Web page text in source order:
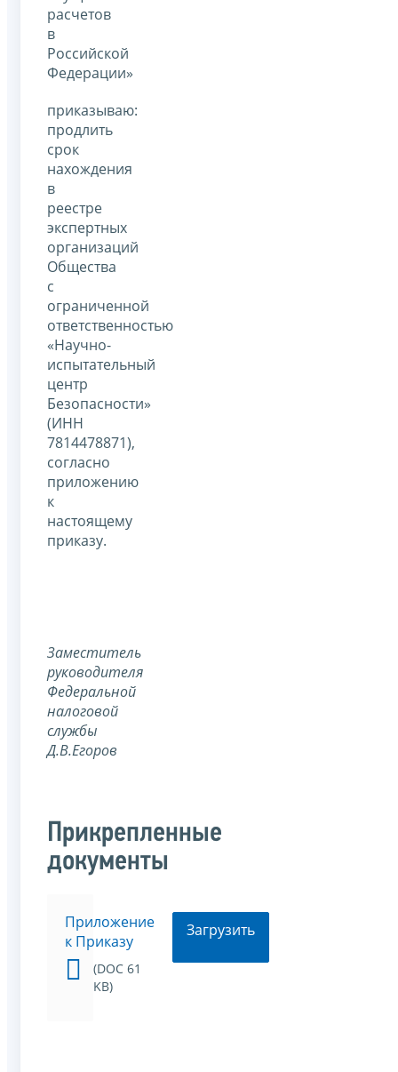
расчетов
в
Российской
Федерации»
приказываю:
продлить
срок
нахождения
в
реестре
экспертных
организаций
Общества
с
ограниченной
ответственностью
«Научно-
испытательный
центр
Безопасности»
(ИНН
7814478871),
согласно
приложению
к
настоящему
приказу.
Заместитель
руководителя
Федеральной
налоговой
службы
Д.В.Егоров
Прикрепленные
документы
Приложение
к Приказу
(DOC 61
KB)
Загрузить